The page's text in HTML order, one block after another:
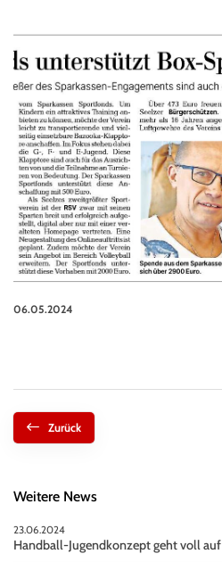
06.05.2024
Zurück
Weitere News
23.06.2024
Handball-Jugendkonzept geht voll auf